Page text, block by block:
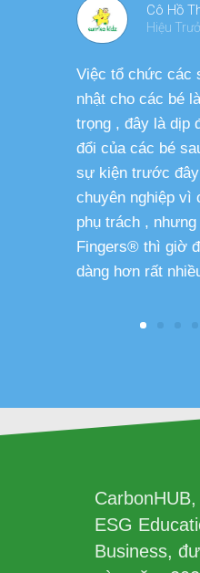
Cô Hồ
Hiệu
Việc tổ chức các
nhật cho các bé
trọng , đây là dịp
đổi của các bé
sự kiện trước
chuyên nghiệp vì
phụ trách ,
Fingers® thì giờ
dàng hơn rất
ESG
Business,